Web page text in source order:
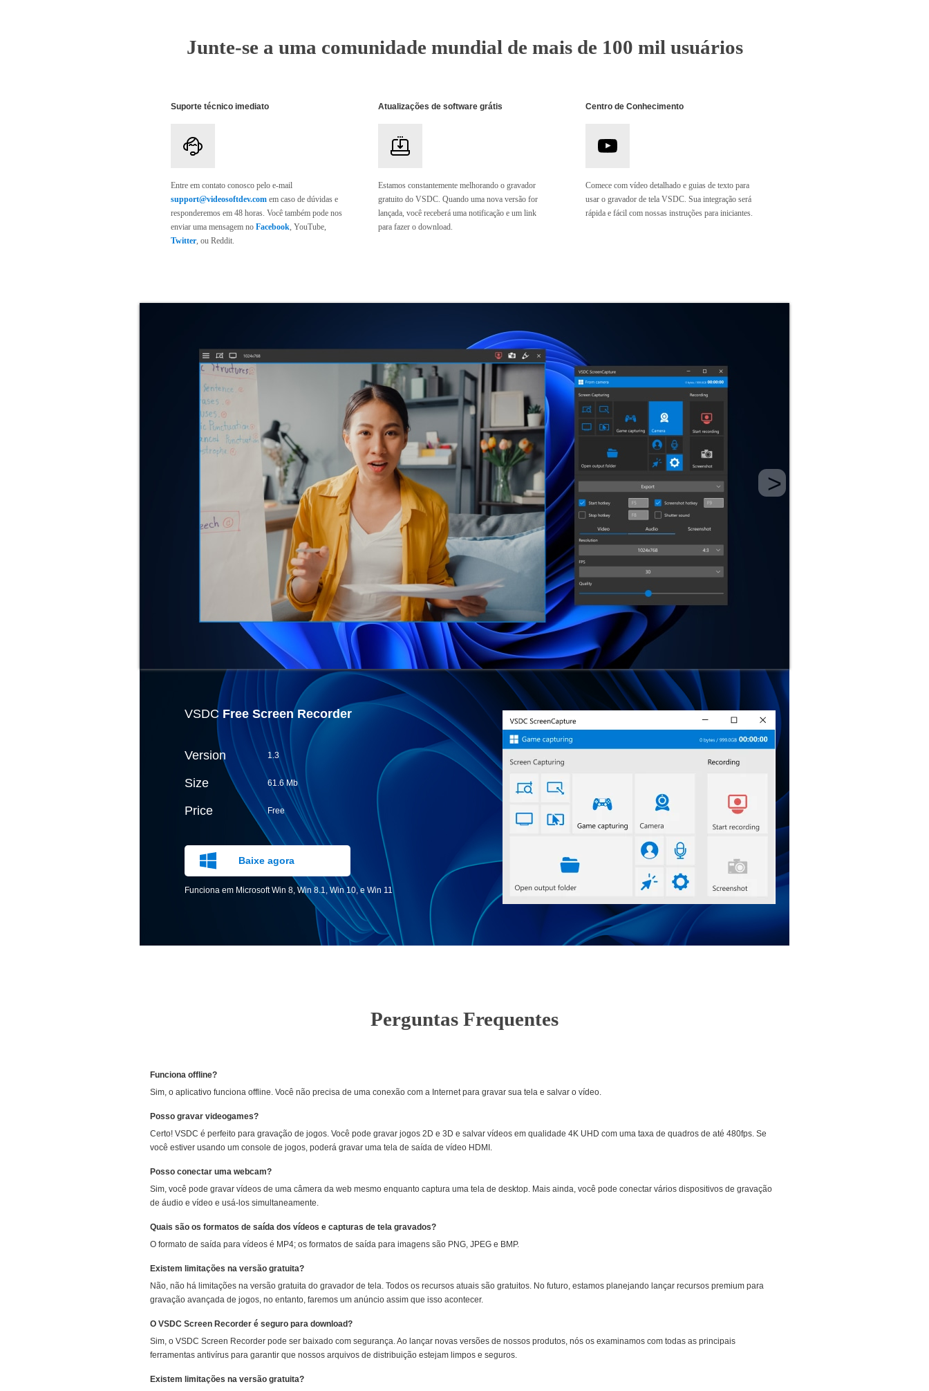
Junte-se a uma comunidade mundial de mais de 100 mil usuários
Suporte técnico imediato
Entre em contato conosco pelo e-mail
support@videosoftdev.com em caso de dúvidas e
responderemos em 48 horas. Você também pode nos
enviar uma mensagem no Facebook, YouTube,
Twitter, ou Reddit.
Atualizações de software grátis
Estamos constantemente melhorando o gravador
gratuito do VSDC. Quando uma nova versão for
lançada, você receberá uma notificação e um link
para fazer o download.
Centro de Conhecimento
Comece com vídeo detalhado e guias de texto para
usar o gravador de tela VSDC. Sua integração será
rápida e fácil com nossas instruções para iniciantes.
VSDC Free Screen Recorder
Version 1.3
Size 61.6 Mb
Price Free
Baixe agora
Funciona em Microsoft Win 8, Win 8.1, Win 10, e Win 11
Perguntas Frequentes
Funciona offline?
Sim, o aplicativo funciona offline. Você não precisa de uma conexão com a Internet para gravar sua tela e salvar o vídeo.
Posso gravar videogames?
Certo! VSDC é perfeito para gravação de jogos. Você pode gravar jogos 2D e 3D e salvar vídeos em qualidade 4K UHD com uma taxa de quadros de até 480fps. Se
você estiver usando um console de jogos, poderá gravar uma tela de saída de vídeo HDMI.
Posso conectar uma webcam?
Sim, você pode gravar vídeos de uma câmera da web mesmo enquanto captura uma tela de desktop. Mais ainda, você pode conectar vários dispositivos de gravação
de áudio e vídeo e usá-los simultaneamente.
Quais são os formatos de saída dos vídeos e capturas de tela gravados?
O formato de saída para vídeos é MP4; os formatos de saída para imagens são PNG, JPEG e BMP.
Existem limitações na versão gratuita?
Não, não há limitações na versão gratuita do gravador de tela. Todos os recursos atuais são gratuitos. No futuro, estamos planejando lançar recursos premium para
gravação avançada de jogos, no entanto, faremos um anúncio assim que isso acontecer.
O VSDC Screen Recorder é seguro para download?
Sim, o VSDC Screen Recorder pode ser baixado com segurança. Ao lançar novas versões de nossos produtos, nós os examinamos com todas as principais
ferramentas antivírus para garantir que nossos arquivos de distribuição estejam limpos e seguros.
Existem limitações na versão gratuita?